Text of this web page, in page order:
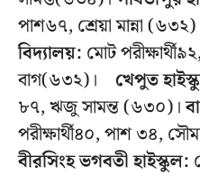
পাশ৬৭, শ্রেয়া মান্না
বিদ্যালয়: মোট
বাগ(৬৩২)। খেপুত
৮৭, ঋজু সামন্ত (৬৩০)।
পরীক্ষার্থী৪০, পাশ ৩৪,
বীরসিংহ ভগবতী হাইস্কুল: